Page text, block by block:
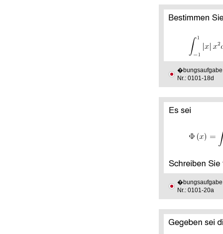
�bungsaufgabe
Nr.: 0101-18d
�bungsaufgabe
Nr.: 0101-20a